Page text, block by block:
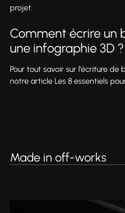
projet.
Comment écrire un
une infographie 3D ?
Pour tout savoir sur l'écriture de
notre article Les 8 essentiels
Made in off-works